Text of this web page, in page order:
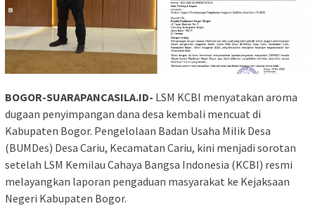
BOGOR-SUARAPANCASILA.ID- LSM KCBI menyatakan aroma
dugaan penyimpangan dana desa kembali mencuat di
Kabupaten Bogor. Pengelolaan Badan Usaha Milik Desa
(BUMDes) Desa Cariu, Kecamatan Cariu, kini menjadi sorotan
setelah LSM Kemilau Cahaya Bangsa Indonesia (KCBI) resmi
melayangkan laporan pengaduan masyarakat ke Kejaksaan
Negeri Kabupaten Bogor.